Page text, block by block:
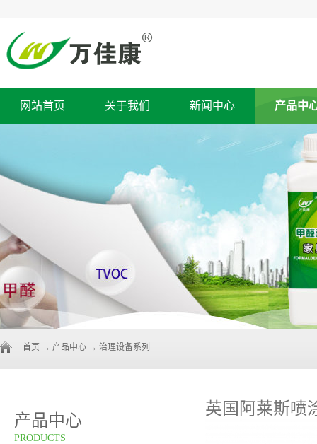
网站首页 关于我们 新闻中心 产品中
首页 → 产品中心 → 治理设备系列
产品中心
PRODUCTS
英国阿莱斯喷